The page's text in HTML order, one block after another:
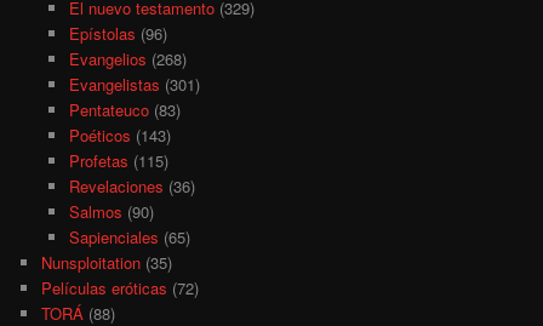
El nuevo testamento(329)
Epístolas (96)
Evangelios (268)
Evangelistas (301)
Pentateuco(83)
Poéticos (143)
Profetas (115)
Revelaciones (36)
Salmos (90)
Sapienciales (65)
Nunsploitation (35)
Películas eróticas (72)
TORÁ (88)